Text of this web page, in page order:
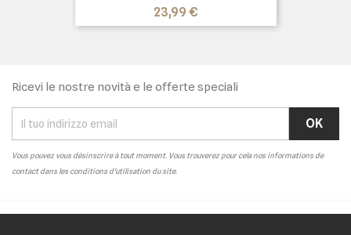
Prezzo
23,99 €
Ricevi le nostre novità e le offerte speciali
Vous pouvez vous désinscrire à tout moment. Vous trouverez pour cela nos informations de
contact dans les conditions d'utilisation du site.